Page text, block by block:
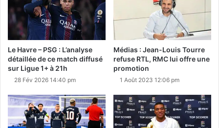
Le Havre – PSG : L’analyse
détaillée de ce match diffusé
sur Ligue 1+ à 21h
28 Fév 2026 14:40 pm
Médias : Jean-Louis Tourre
refuse RTL, RMC lui offre une
promotion
1 Août 2023 12:06 pm